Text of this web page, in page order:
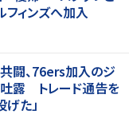
フィンズへ加入
共闘、76ers加入のジ
吐露 トレード通告を
た」